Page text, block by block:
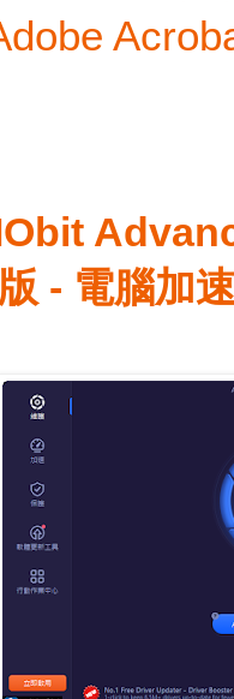
- 電腦加